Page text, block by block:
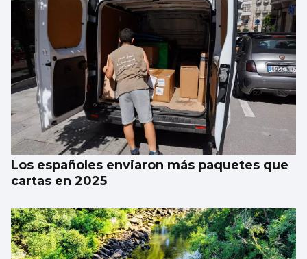
La alcaldesa no aprueba la rebaja del IBI de
la oposición
Los españoles enviaron más paquetes que
cartas en 2025